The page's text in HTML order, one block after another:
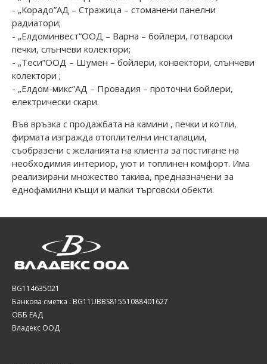
- „Корадо”АД – Стражица – стоманени панелни
радиатори;
- „Елдоминвест”ООД – Варна – бойлери, готварски
печки, слънчеви колектори;
- „Теси”ООД – Шумен – бойлери, конвектори, слънчеви
колектори ;
- „Елдом-микс”АД – Провадия – проточни бойлери,
електрически скари.
Във връзка с продажбата на камини , печки и котли,
фирмата изгражда отоплителни инсталации,
съобразени с желанията на клиента за постигане на
необходимия интериор, уют и топлинен комфорт. Има
реализирани множество такива, предназначени за
еднофамилни къщи и малки търговски обекти.
BG114635021
Банкова сметка : BG11UBBS81551088401627
ОББ ЕАД
Владекс ООД